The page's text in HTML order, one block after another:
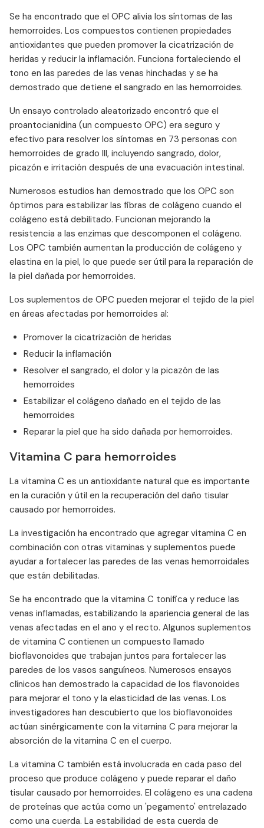
Se ha encontrado que el OPC alivia los síntomas de las
hemorroides. Los compuestos contienen propiedades
antioxidantes que pueden promover la cicatrización de
heridas y reducir la inflamación. Funciona fortaleciendo el
tono en las paredes de las venas hinchadas y se ha
demostrado que detiene el sangrado en las hemorroides.
Un ensayo controlado aleatorizado encontró que el
proantocianidina (un compuesto OPC) era seguro y
efectivo para resolver los síntomas en 73 personas con
hemorroides de grado III, incluyendo sangrado, dolor,
picazón e irritación después de una evacuación intestinal.
Numerosos estudios han demostrado que los OPC son
óptimos para estabilizar las fibras de colágeno cuando el
colágeno está debilitado. Funcionan mejorando la
resistencia a las enzimas que descomponen el colágeno.
Los OPC también aumentan la producción de colágeno y
elastina en la piel, lo que puede ser útil para la reparación de
la piel dañada por hemorroides.
Los suplementos de OPC pueden mejorar el tejido de la piel
en áreas afectadas por hemorroides al:
Promover la cicatrización de heridas
Reducir la inflamación
Resolver el sangrado, el dolor y la picazón de las
hemorroides
Estabilizar el colágeno dañado en el tejido de las
hemorroides
Reparar la piel que ha sido dañada por hemorroides.
Vitamina C para hemorroides
La vitamina C es un antioxidante natural que es importante
en la curación y útil en la recuperación del daño tisular
causado por hemorroides.
La investigación ha encontrado que agregar vitamina C en
combinación con otras vitaminas y suplementos puede
ayudar a fortalecer las paredes de las venas hemorroidales
que están debilitadas.
Se ha encontrado que la vitamina C tonifica y reduce las
venas inflamadas, estabilizando la apariencia general de las
venas afectadas en el ano y el recto. Algunos suplementos
de vitamina C contienen un compuesto llamado
bioflavonoides que trabajan juntos para fortalecer las
paredes de los vasos sanguíneos. Numerosos ensayos
clínicos han demostrado la capacidad de los flavonoides
para mejorar el tono y la elasticidad de las venas. Los
investigadores han descubierto que los bioflavonoides
actúan sinérgicamente con la vitamina C para mejorar la
absorción de la vitamina C en el cuerpo.
La vitamina C también está involucrada en cada paso del
proceso que produce colágeno y puede reparar el daño
tisular causado por hemorroides. El colágeno es una cadena
de proteínas que actúa como un 'pegamento' entrelazado
como una cuerda. La estabilidad de esta cuerda de